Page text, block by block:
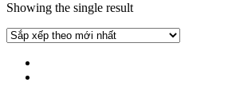
Showing the single result